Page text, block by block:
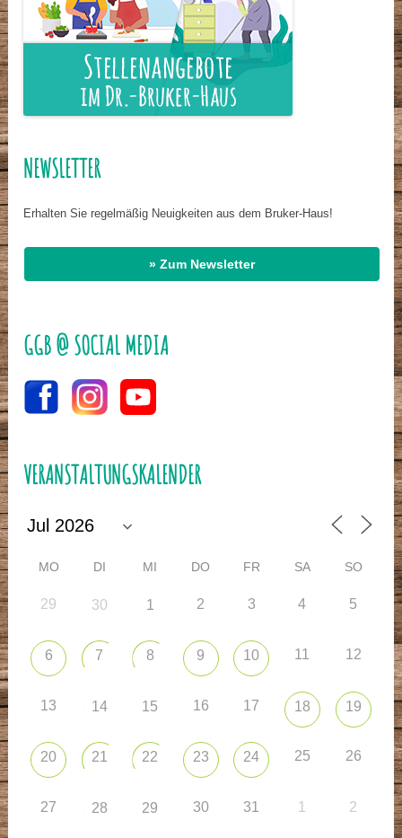
NEWSLETTER
Erhalten Sie regelmäßig Neuigkeiten aus dem Bruker-Haus!
» Zum Newsletter
GGB @ SOCIAL MEDIA
VERANSTALTUNGSKALENDER
MO DI MI DO FR SA SO
29 30 1 2 3 4 5
6 7 8 9 10 11 12
13 14 15 16 17 18 19
20 21 22 23 24 25 26
27 28 29 30 31 1 2